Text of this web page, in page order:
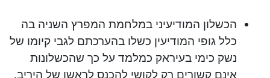
הכשלון המודיעיני במלחמת המפרץ השניה בה
כלל גופי המודיעין כשלו בהערכתם לגבי קיומו של
נשק כימי בעיראק כמלמד על כך שהכשלונות
אינם קשורים רק לקושי להכנס לראשו של היריב.